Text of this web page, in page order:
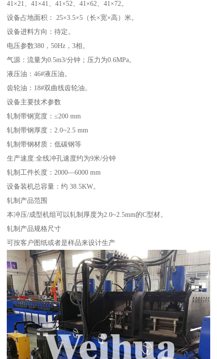
41×21、41×41、41×52、41×62、41×72。
设备占地面积： 25×3.5×5（长×宽×高）米。
设备进料方向：待定。
电压参数380，50Hz，3相。
气源：流量为0.5m3/分钟；压力为0.6MPa。
液压油：46#液压油。
齿轮油：18#双曲线齿轮油。
设备主要技术参数
轧制带钢宽度：≤200 mm
轧制带钢厚度：2.0~2.5 mm
轧制带钢材质：低碳钢等
生产速度:全线冲孔速度约为9米/分钟
轧制工件长度：2000—6000 mm
设备装机总容量：约 38.5KW。
轧制产品范围
本冲压/成型机组可以轧制厚度为2.0~2.5mm的C型材。
轧制产品规格尺寸
可按客户图纸或者是样品来设计生产